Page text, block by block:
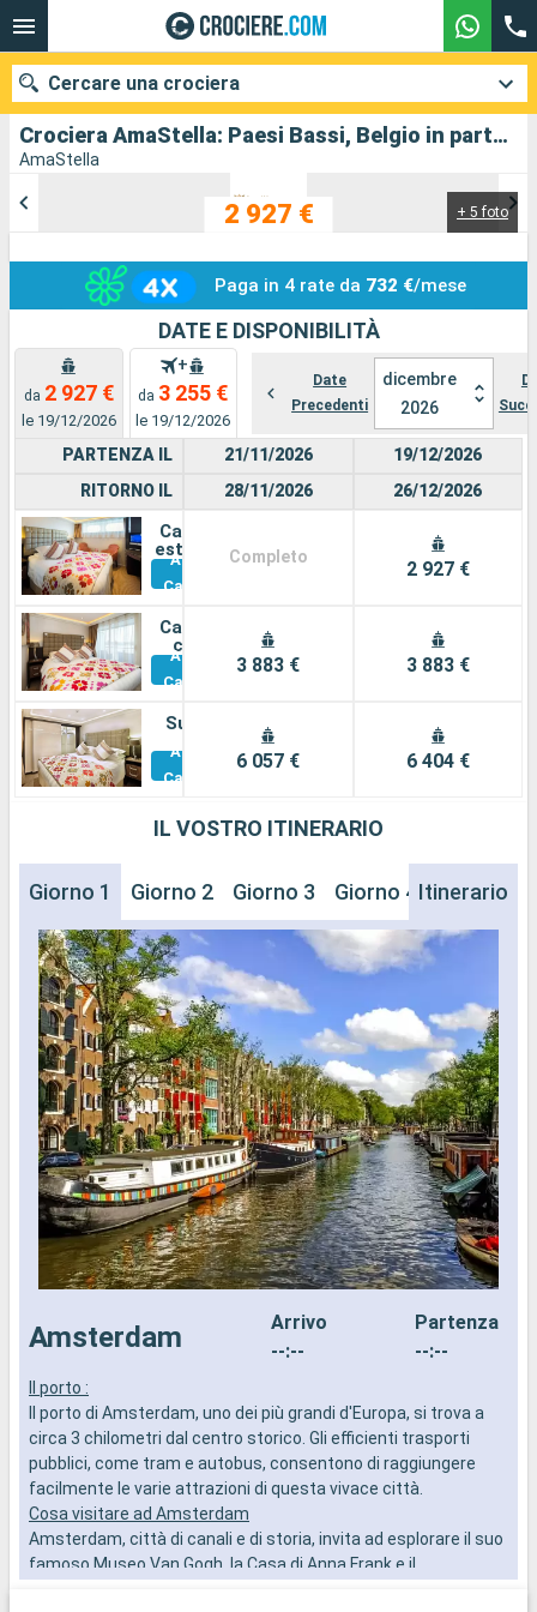
Crociera AmaStella: Paesi Bassi, Belgio in partenza da Amsterdam
AmaStella
+ 5 foto
2 927 €
Paga in 4 rate da 732 €/mese
DATE E DISPONIBILITÀ
da 2 927 €
le 19/12/2026
+
da 3 255 €
le 19/12/2026
Date
Precedenti
dicembre
2026
PARTENZA IL
RITORNO IL
Cabina
esterna
Altre
Cabine
Cabina
con
balcone
Altre
Cabine
Suite
Altre
Cabine
21/11/2026
28/11/2026
Completo
3 883 €
6 057 €
19/12/2026
26/12/2026
2 927 €
3 883 €
6 404 €
IL VOSTRO ITINERARIO
Giorno 1 Giorno 2 Giorno 3 Giorno 4 Giorno 5
Itinerario
Amsterdam
Arrivo
--:--
Partenza
--:--
Il porto :
Il porto di Amsterdam, uno dei più grandi d'Europa, si trova a
circa 3 chilometri dal centro storico. Gli efficienti trasporti
pubblici, come tram e autobus, consentono di raggiungere
facilmente le varie attrazioni di questa vivace città.
Cosa visitare ad Amsterdam
Amsterdam, città di canali e di storia, invita ad esplorare il suo
famoso Museo Van Gogh, la Casa di Anna Frank e il
Cercare una crociera
Le nostre destinazioni
Mesi di partenza
Compagnie
Ricerca